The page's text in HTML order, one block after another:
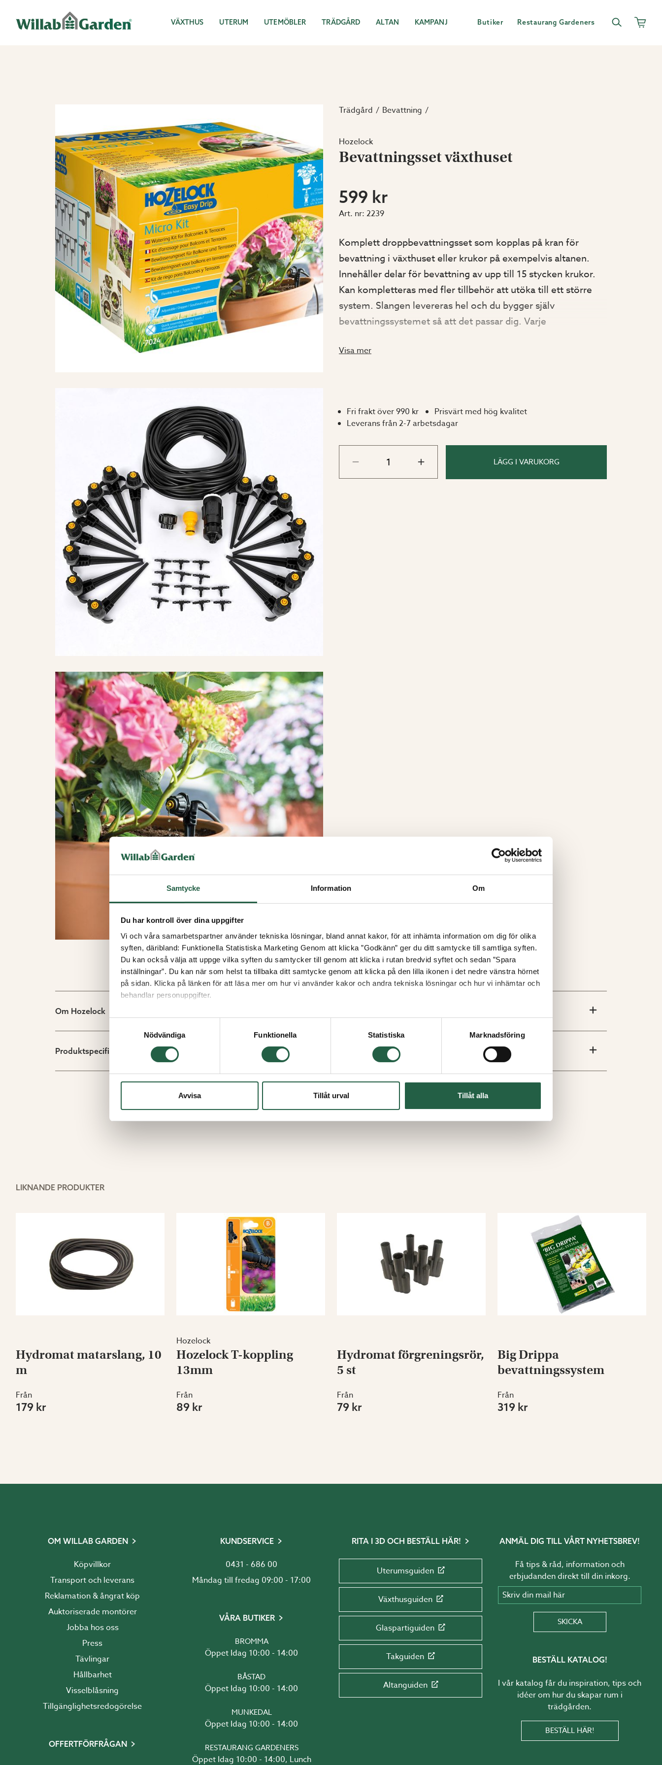
Samtycke Information Om
Du har kontroll över dina uppgifter
Vi och våra samarbetspartner använder tekniska lösningar, bland annat kakor, för att inhämta information om dig för olika
syften, däribland: Funktionella Statistiska Marketing Genom att klicka ”Godkänn” ger du ditt samtycke till samtliga syften.
Du kan också välja att uppge vilka syften du samtycker till genom att klicka i rutan bredvid syftet och sedan ”Spara
inställningar”. Du kan när som helst ta tillbaka ditt samtycke genom att klicka på den lilla ikonen i det nedre vänstra hörnet
på sidan. Klicka på länken för att läsa mer om hur vi använder kakor och andra tekniska lösningar och hur vi inhämtar och
behandlar personuppgifter.
Ta reda på mer om cookies Googles sekretesspolicy
Nödvändiga
Funktionella Statistiska Marknadsföring
Avvisa Tillåt urval Tillåt alla
VÄXTHUS UTERUM UTEMÖBLER TRÄDGÅRD ALTAN KAMPANJ Butiker Restaurang Gardeners
Trädgård Bevattning
Hozelock
Bevattningsset växthuset
599 kr
Art. nr: 2239
Komplett droppbevattningsset som kopplas på kran för
bevattning i växthuset eller krukor på exempelvis altanen.
Innehåller delar för bevattning av upp till 15 stycken krukor.
Kan kompletteras med fler tillbehör att utöka till ett större
system. Slangen levereras hel och du bygger själv
bevattningssystemet så att det passar dig. Varje
15m Microslang (art.nr. 2252).
15 st. Droppmunstycken universal med markhållare (art.nr.
2241).
14 st. T-kopplingar (art.nr. 2249).
Visa mer
Fri frakt över 990 kr
Prisvärt med hög kvalitet
Leverans från 2-7 arbetsdagar
LÄGG I VARUKORG
Om Hozelock
Produktspecifikation
LIKNANDE PRODUKTER
Hydromat matarslang, 10
m
Från
179 kr
Hozelock
Hozelock T-koppling
13mm
Från
89 kr
Hydromat förgreningsrör,
5 st
Från
79 kr
Big Drippa
bevattningssystem
Från
319 kr
OM WILLAB GARDEN
Köpvillkor
Transport och leverans
Reklamation & ångrat köp
Auktoriserade montörer
Jobba hos oss
Press
Tävlingar
Hållbarhet
Visselblåsning
Tillgänglighetsredogörelse
OFFERTFÖRFRÅGAN
KUNDSERVICE
0431 - 686 00
Måndag till fredag 09:00 - 17:00
VÅRA BUTIKER
BROMMA
Öppet Idag 10:00 - 14:00
BÅSTAD
Öppet Idag 10:00 - 14:00
MUNKEDAL
Öppet Idag 10:00 - 14:00
RESTAURANG GARDENERS
Öppet Idag 10:00 - 14:00, Lunch
RITA I 3D OCH BESTÄLL HÄR!
Uterumsguiden
Växthusguiden
Glaspartiguiden
Takguiden
Altanguiden
ANMÄL DIG TILL VÅRT NYHETSBREV!
Få tips & råd, information och
erbjudanden direkt till din inkorg.
Skriv din mail här
SKICKA
BESTÄLL KATALOG!
I vår katalog får du inspiration, tips och
idéer om hur du skapar rum i
trädgården.
BESTÄLL HÄR!